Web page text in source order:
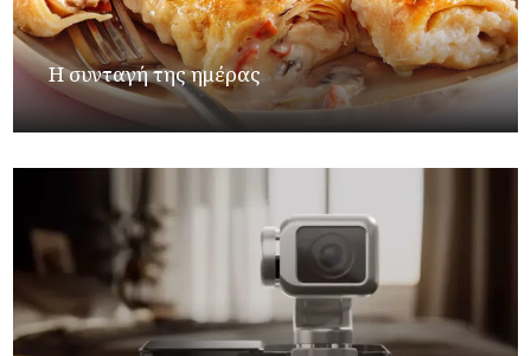
Η συνταγή της ημέρας